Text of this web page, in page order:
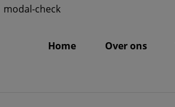
Home Over ons
modal-check